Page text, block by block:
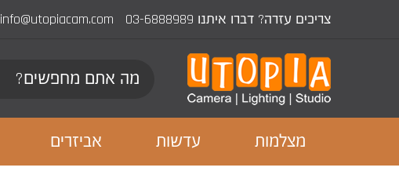
צריכים עזרה? דברו איתנו 03-6888989
info@utopiacam.com
מצלמות עדשות אביזרים